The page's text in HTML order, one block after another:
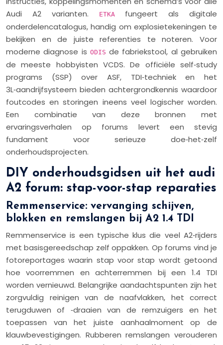
Audi A2 varianten.
ETKAfungeert als digitale
onderdelencatalogus, handig om explosietekeningen te
bekijken en de juiste referenties te noteren. Voor
moderne diagnose is ODIS de fabriekstool, al gebruiken
de meeste hobbyisten VCDS. De officiële self‑study
programs (SSP) over ASF, TDI‑techniek en het
3L‑aandrijfsysteem bieden achtergrondkennis waardoor
foutcodes en storingen ineens veel logischer worden.
Een combinatie van deze bronnen met
ervaringsverhalen op forums levert een stevig
fundament voor serieuze doe‑het‑zelf
onderhoudsprojecten.
DIY onderhoudsgidsen uit het audi
A2 forum: stap-voor-stap reparaties
Remmenservice: vervanging schijven,
blokken en remslangen bij A2 1.4 TDI
Remmenservice is een typische klus die veel A2‑rijders
met basisgereedschap zelf oppakken. Op forums vind je
fotoreportages waarin stap voor stap wordt getoond
hoe voorremmen en achterremmen bij een 1.4 TDI
worden vernieuwd. Belangrijke aandachtspunten zijn het
zorgvuldig reinigen van de naafvlakken, het correct
terugduwen of ‑draaien van de remzuigers en het
toepassen van het juiste aanhaalmoment op de
klauwbevestigingen. Rubberen remslangen verouderen